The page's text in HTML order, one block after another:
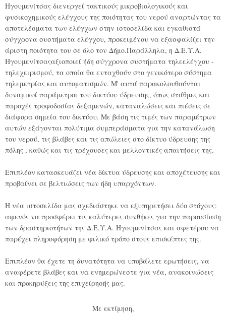
Ηγουμενίτσας διενεργεί τακτικούς μικροβιολογικούς και
φυσικοχημικούς ελέγχους της ποιότητας του νερού αναρτώντας τα
αποτελέσματα των ελέγχων στην ιστοσελίδα και εγκαθιστά
σύγχρονα συστήματα ελέγχου, προκειμένου να εξασφαλίζει την
άριστη ποιότητα του σε όλο τον Δήμο.Παράλληλα, η Δ.Ε.Υ.Α.
Ηγουμενίτσαςαξιοποιεί ήδη σύγχρονα συστήματα τηλεελέγχου -
τηλεχειρισμού, τα οποία θα ενταχθούν στο γενικότερο σύστημα
τηλεμετρίας και αυτοματισμών. Μ' αυτά παρακολουθούνται
δυναμικοί παράμετροι του δικτύου ύδρευσης, όπως στάθμες και
παροχές τροφοδοσίας δεξαμενών, καταναλώσεις και πιέσεις σε
διάφορα σημεία του δικτύου. Με βάση τις τιμές των παραμέτρων
αυτών εξάγονται πολύτιμα συμπεράσματα για την κατανάλωση
του νερού, τις βλάβες και τις απώλειες στο δίκτυο ύδρευσης της
πόλης , καθώς και τις τρέχουσες και μελλοντικές απαιτήσεις της.
Επιπλέον κατασκευάζει νέα δίκτυα ύδρευσης και αποχέτευσης και
προβαίνει σε βελτιώσεις των ήδη υπαρχόντων.
Η νέα ιστοσελίδα μας σχεδιάστηκε να εξυπηρετήσει δύο στόχους:
αφενός να προσφέρει τις καλύτερες συνθήκες για την παρουσίαση
των δραστηριοτήτων της Δ.Ε.Υ.Α. Ηγουμενίτσας και αφετέρου να
παρέχει πληροφόρηση με φιλικό τρόπο στους επισκέπτες της.
Επιπλέον θα έχετε τη δυνατότητα να υποβάλετε ερωτήσεις, να
αναφέρετε βλάβες και να ενημερώνεστε για νέα, ανακοινώσεις
και προκηρύξεις της επιχείρησής μας.
Με εκτίμηση,